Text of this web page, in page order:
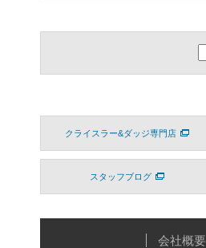
クライスラー&ダッジ専門店
スタッフブログ
会社概要